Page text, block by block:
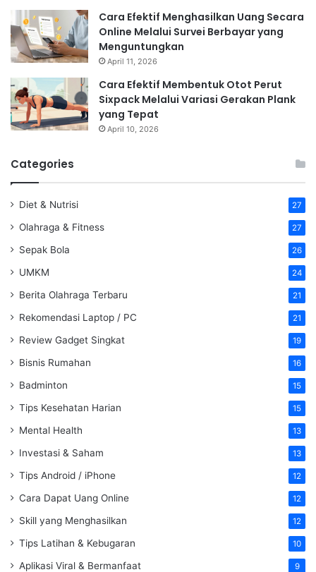
Cara Efektif Menghasilkan Uang Secara
Online Melalui Survei Berbayar yang
Menguntungkan
April 11, 2026
Cara Efektif Membentuk Otot Perut
Sixpack Melalui Variasi Gerakan Plank
yang Tepat
April 10, 2026
Categories
Diet & Nutrisi 27
Olahraga & Fitness 27
Sepak Bola 26
UMKM 24
Berita Olahraga Terbaru 21
Rekomendasi Laptop / PC 21
Review Gadget Singkat 19
Bisnis Rumahan 16
Badminton 15
Tips Kesehatan Harian 15
Mental Health 13
Investasi & Saham 13
Tips Android / iPhone 12
Cara Dapat Uang Online 12
Skill yang Menghasilkan 12
Tips Latihan & Kebugaran 10
Aplikasi Viral & Bermanfaat 9